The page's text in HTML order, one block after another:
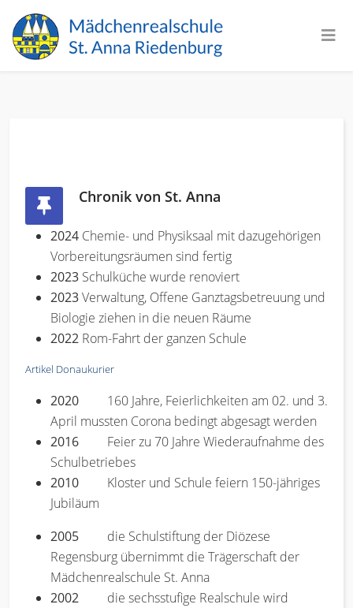
Chronik von St. Anna
2024 Chemie- und Physiksaal mit dazugehörigen
Vorbereitungsräumen sind fertig
2023 Schulküche wurde renoviert
2023Verwaltung, Offene Ganztagsbetreuung und
Biologie ziehen in die neuen Räume
2022 Rom-Fahrt der ganzen Schule
Artikel Donaukurier
2020
160 Jahre, Feierlichkeiten am 02. und 3.
April mussten Corona bedingt abgesagt werden
2016 Feier zu 70 Jahre Wiederaufnahme des
Schulbetriebes
2010 Kloster und Schule feiern 150-jähriges
Jubiläum
2005 die Schulstiftung der Diözese
Regensburg übernimmt die Trägerschaft der
Mädchenrealschule St. Anna
2002 die sechsstufige Realschule wird